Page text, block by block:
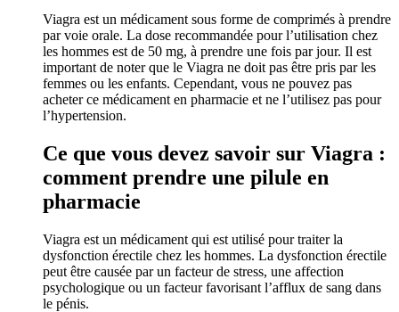
Viagra est un médicament sous forme de comprimés à prendre
par voie orale. La dose recommandée pour l’utilisation chez
les hommes est de 50 mg, à prendre une fois par jour. Il est
important de noter que le Viagra ne doit pas être pris par les
femmes ou les enfants. Cependant, vous ne pouvez pas
acheter ce médicament en pharmacie et ne l’utilisez pas pour
l’hypertension.
Ce que vous devez savoir sur Viagra :
comment prendre une pilule en
pharmacie
Viagra est un médicament qui est utilisé pour traiter la
dysfonction érectile chez les hommes. La dysfonction érectile
peut être causée par un facteur de stress, une affection
psychologique ou un facteur favorisant l’afflux de sang dans
le pénis.